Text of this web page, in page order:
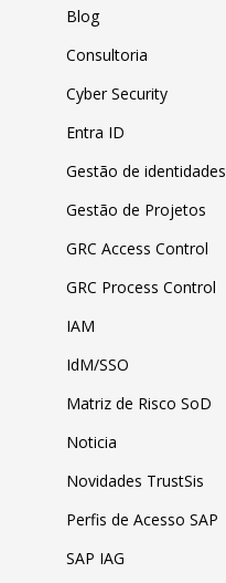
Blog
Consultoria
Cyber Security
Entra ID
Gestão de identidades
Gestão de Projetos
GRC Access Control
GRC Process Control
IAM
IdM/SSO
Matriz de Risco SoD
Noticia
Novidades TrustSis
Perfis de Acesso SAP
SAP IAG